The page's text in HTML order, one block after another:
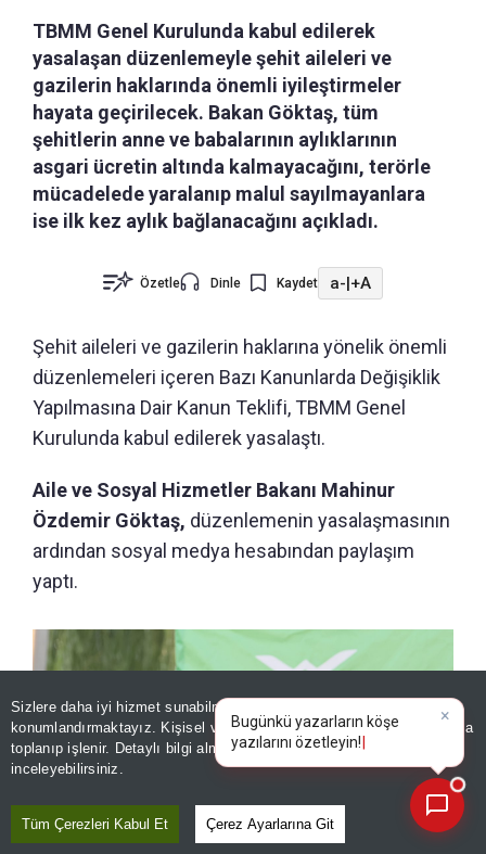
Sizlere daha iyi hizmet sunabilmek adına sitemizde
konumlandırmaktayız. Kişisel verileriniz, KVKK ve GDPR kapsamında
toplanıp işlenir. Detaylı bilgi almak içinAydınlatma Metnimizi
inceleyebilirsiniz.
Tüm Çerezleri Kabul Et Çerez Ayarlarına Git
TBMM Genel Kurulunda kabul edilerek
yasalaşan düzenlemeyle şehit aileleri ve
gazilerin haklarında önemli iyileştirmeler
hayata geçirilecek. Bakan Göktaş, tüm
şehitlerin anne ve babalarının aylıklarının
asgari ücretin altında kalmayacağını, terörle
mücadelede yaralanıp malul sayılmayanlara
ise ilk kez aylık bağlanacağını açıkladı.
Özetle Dinle Kaydet a-|+A
Şehit aileleri ve gazilerin haklarına yönelik önemli
düzenlemeleri içeren Bazı Kanunlarda Değişiklik
Yapılmasına Dair Kanun Teklifi, TBMM Genel
Kurulunda kabul edilerek yasalaştı.
Aile ve Sosyal Hizmetler Bakanı Mahinur
Özdemir Göktaş, düzenlemenin yasalaşmasının
ardından sosyal medya hesabından paylaşım
yaptı.
Bugü|